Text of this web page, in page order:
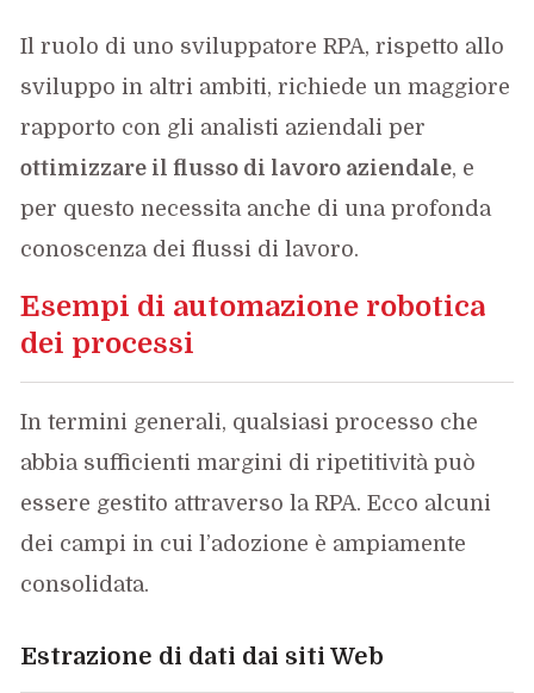
Il ruolo di uno sviluppatore RPA, rispetto allo
sviluppo in altri ambiti, richiede un maggiore
rapporto con gli analisti aziendali per
ottimizzare il flusso di lavoro aziendale, e
per questo necessita anche di una profonda
conoscenza dei flussi di lavoro.
Esempi di automazione robotica
dei processi
In termini generali, qualsiasi processo che
abbia sufficienti margini di ripetitività può
essere gestito attraverso la RPA. Ecco alcuni
dei campi in cui l’adozione è ampiamente
consolidata.
Estrazione di dati dai siti Web